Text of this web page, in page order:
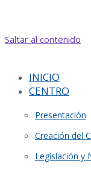
Saltar al contenido
INICIO
CENTRO
Presentación
Creación del
Legislación y